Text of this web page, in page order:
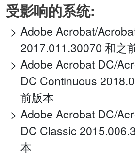
受影响的系统:
Adobe Acrobat/
2017.011.30070 和之
Adobe Acrobat DC/
DC Continuous
前版本
Adobe Acrobat DC/
DC Classic
本